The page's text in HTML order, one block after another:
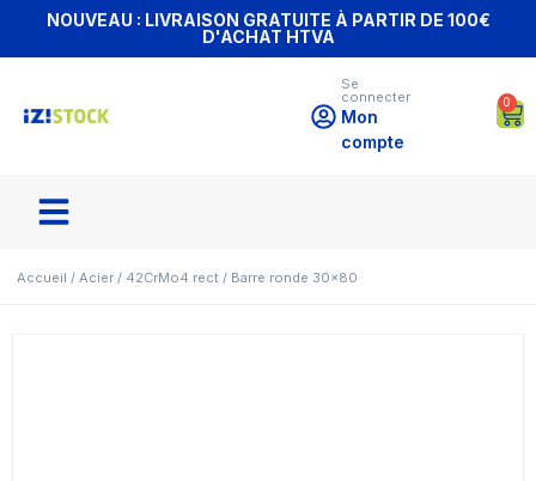
NOUVEAU : LIVRAISON GRATUITE À PARTIR DE 100€
D'ACHAT HTVA
Se
connecter
Mon
compte
0
Accueil / Acier / 42CrMo4 rect / Barre ronde 30×80